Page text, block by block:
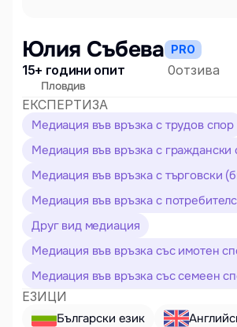
Юлия Събева PRO
15+ години опит 0отзива
Пловдив
ЕКСПЕРТИЗА
Медиация във връзка с трудов спор
Медиация във връзка с граждански
Медиация във връзка с търговски
Медиация във връзка с
Друг вид медиация
Медиация във връзка със имотен
Медиация във връзка със семеен
ЕЗИЦИ
Български език